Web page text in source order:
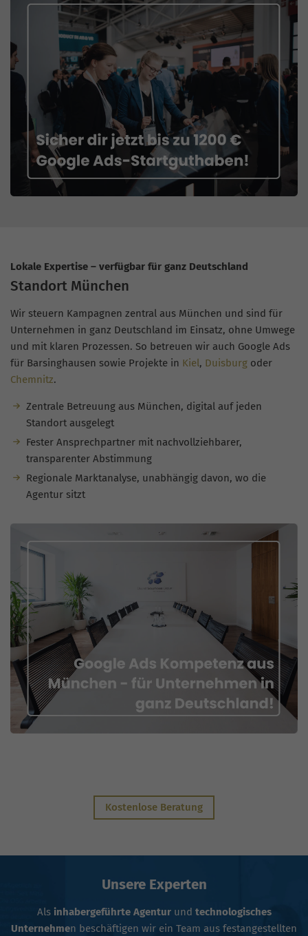
Lokale Expertise – verfügbar für ganz Deutschland
Standort München
Wir steuern Kampagnen zentral aus München und sind für
Unternehmen in ganz Deutschland im Einsatz, ohne Umwege
und mit klaren Prozessen. So betreuen wir auch Google Ads
für Barsinghausen sowie Projekte in Kiel, Duisburg oder
Chemnitz.
Zentrale Betreuung aus München, digital auf jeden
Standort ausgelegt
Fester Ansprechpartner mit nachvollziehbarer,
transparenter Abstimmung
Regionale Marktanalyse, unabhängig davon, wo die
Agentur sitzt
Kostenlose Beratung
Unsere Experten
Alsinhabergeführte Agenturund technologisches
Unternehmen beschäftigen wir ein Team aus festangestellten